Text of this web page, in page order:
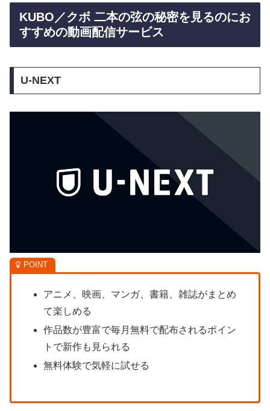
KUBO／クボ 二本の弦の秘密を見るのにお
すすめの動画配信サービス
U-NEXT
アニメ、映画、マンガ、書籍、雑誌がまとめ
て楽しめる
作品数が豊富で毎月無料で配布されるポイン
トで新作も見られる
無料体験で気軽に試せる